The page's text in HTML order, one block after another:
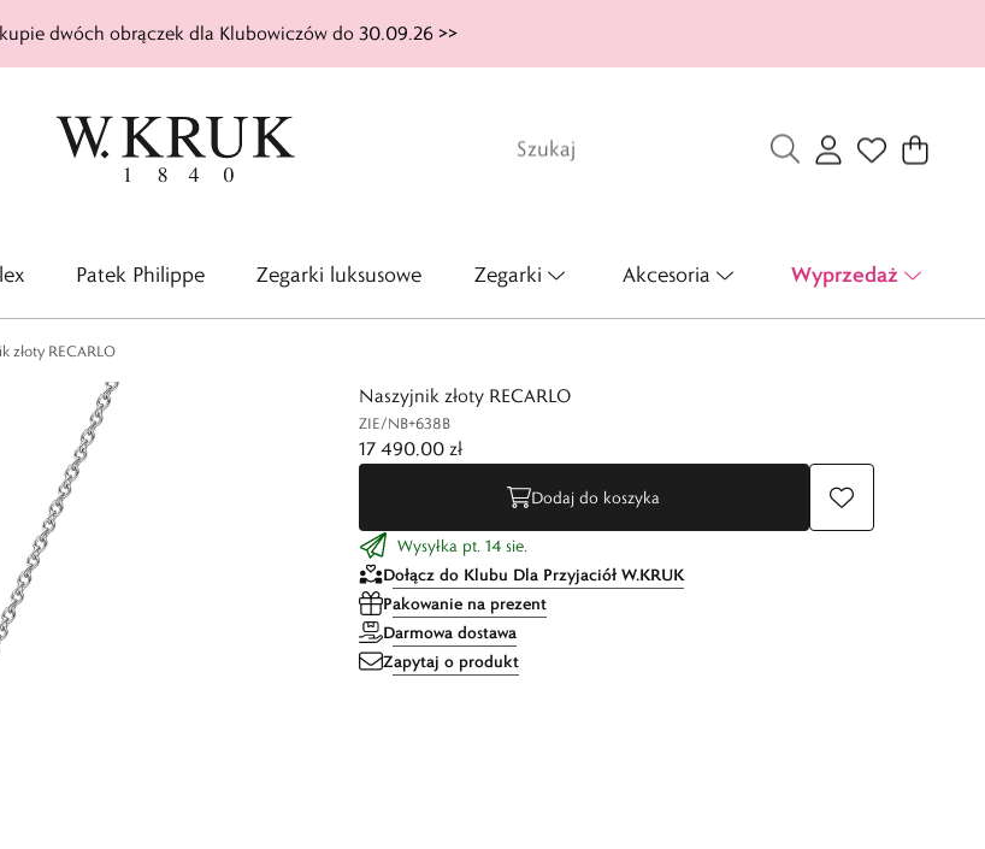
dwóch obrączek dla Klubowiczów do 30.09.26 >>
Patek Philippe Zegarki luksusowe Zegarki Akcesoria Wyprzedaż
złoty RECARLO
Naszyjnik złoty RECARLO
ZIE/NB+638B
17 490,00 zł
Dodaj do koszyka
Wysyłka pt. 14 sie.
Dołącz do Klubu Dla Przyjaciół W.KRUK
Pakowanie na prezent
Darmowa dostawa
Zapytaj o produkt